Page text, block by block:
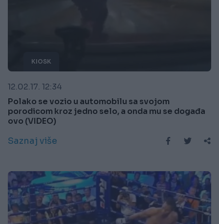
KIOSK
12.02.17. 12:34
Polako se vozio u automobilu sa svojom
porodicom kroz jedno selo, a onda mu se događa
ovo (VIDEO)
Saznaj više